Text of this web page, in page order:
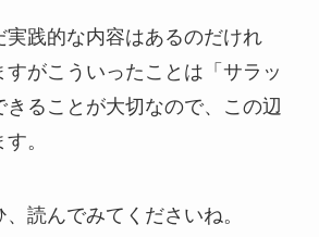
実践的な内容はあるのだけれ
すがこういったことは「サラッ
きることが大切なので、この辺
。
読んでみてくださいね。